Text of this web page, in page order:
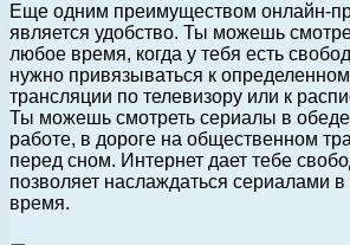
Еще одним преимуществом онлайн-
является удобство. Ты можешь
любое время, когда у тебя есть
нужно привязываться к
трансляции по телевизору или к
Ты можешь смотреть сериалы в
работе, в дороге на общественном
перед сном. Интернет дает тебе
позволяет наслаждаться сериалами
время.